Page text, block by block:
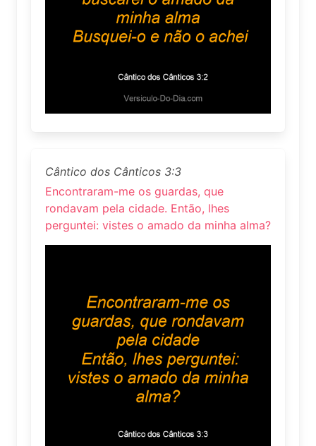
Cântico dos Cânticos 3:3
Encontraram-me os guardas, que
rondavam pela cidade. Então, lhes
perguntei: vistes o amado da minha alma?